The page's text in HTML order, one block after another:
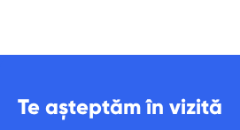
Te așteptăm în vizită